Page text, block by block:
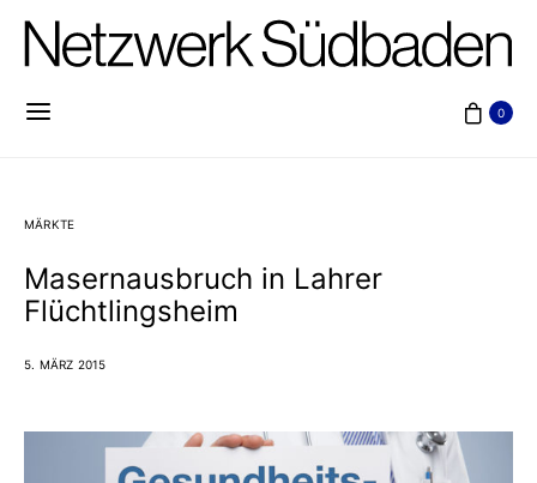
0
MÄRKTE
Masernausbruch in Lahrer
Flüchtlingsheim
5. MÄRZ 2015